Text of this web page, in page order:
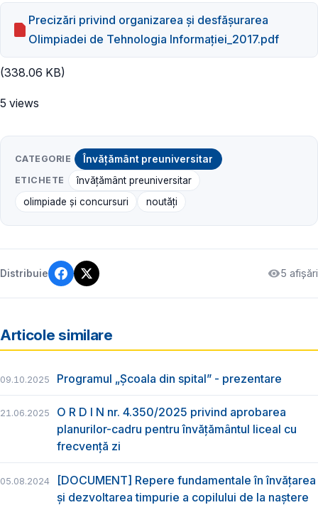
Precizări privind organizarea şi desfăşurarea
Olimpiadei de Tehnologia Informaţiei_2017.pdf
(338.06 KB)
5 views
CATEGORIE Învățământ preuniversitar
ETICHETE
învățământ preuniversitar
olimpiade și concursuri
noutăți
Distribuie 5 afișări
Articole similare
09.10.2025 Programul „Școala din spital” - prezentare
21.06.2025
O R D I N nr. 4.350/2025 privind aprobarea
planurilor-cadru pentru învățământul liceal cu
frecvență zi
05.08.2024
[DOCUMENT] Repere fundamentale în învățarea
și dezvoltarea timpurie a copilului de la naștere